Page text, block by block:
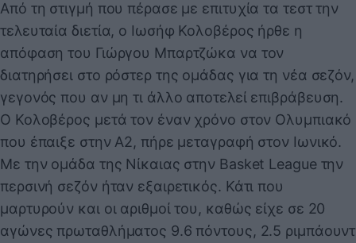
Από τη στιγμή που πέρασε με επιτυχία τα τεστ την
τελευταία διετία, ο Ιωσήφ Κολοβέρος ήρθε η
απόφαση του Γιώργου Μπαρτζώκα να τον
διατηρήσει στο ρόστερ της ομάδας για τη νέα σεζόν,
γεγονός που αν μη τι άλλο αποτελεί επιβράβευση.
Ο Κολοβέρος μετά τον έναν χρόνο στον Ολυμπιακό
που έπαιξε στην Α2, πήρε μεταγραφή στον Ιωνικό.
Με την ομάδα της Νίκαιας στην Basket League την
περσινή σεζόν ήταν εξαιρετικός. Κάτι που
μαρτυρούν και οι αριθμοί του, καθώς είχε σε 20
αγώνες πρωταθλήματος 9.6 πόντους, 2.5 ριμπάουντ